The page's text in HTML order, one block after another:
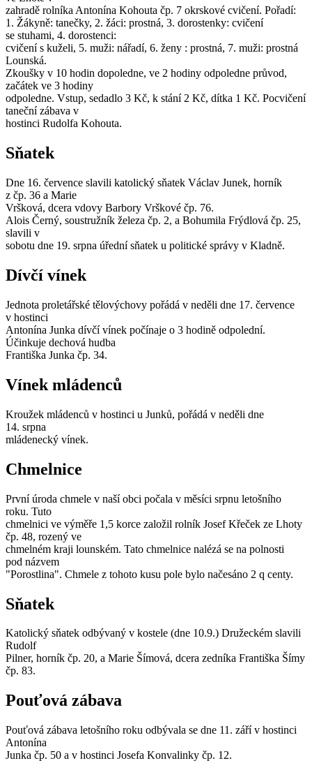
zahradě rolníka Antonína Kohouta čp. 7 okrskové cvičení. Pořadí:
1. Žákyně: tanečky, 2. žáci: prostná, 3. dorostenky: cvičení
se stuhami, 4. dorostenci:
cvičení s kuželi, 5. muži: nářadí, 6. ženy : prostná, 7. muži: prostná
Lounská.
Zkoušky v 10 hodin dopoledne, ve 2 hodiny odpoledne průvod,
začátek ve 3 hodiny
odpoledne. Vstup, sedadlo 3 Kč, k stání 2 Kč, dítka 1 Kč. Pocvičení
taneční zábava v
hostinci Rudolfa Kohouta.
Sňatek
Dne 16. července slavili katolický sňatek Václav Junek, horník
z čp. 36 a Marie
Vršková, dcera vdovy Barbory Vrškové čp. 76.
Alois Černý, soustružník železa čp. 2, a Bohumila Frýdlová čp. 25,
slavili v
sobotu dne 19. srpna úřední sňatek u politické správy v Kladně.
Dívčí vínek
Jednota proletářské tělovýchovy pořádá v neděli dne 17. července
v hostinci
Antonína Junka dívčí vínek počínaje o 3 hodině odpolední.
Účinkuje dechová hudba
Františka Junka čp. 34.
Vínek mládenců
Kroužek mládenců v hostinci u Junků, pořádá v neděli dne
14. srpna
mládenecký vínek.
Chmelnice
První úroda chmele v naší obci počala v měsíci srpnu letošního
roku. Tuto
chmelnici ve výměře 1,5 korce založil rolník Josef Křeček ze Lhoty
čp. 48, rozený ve
chmelném kraji lounském. Tato chmelnice nalézá se na polnosti
pod názvem
"Porostlina". Chmele z tohoto kusu pole bylo načesáno 2 q centy.
Sňatek
Katolický sňatek odbývaný v kostele (dne 10.9.) Družeckém slavili
Rudolf
Pilner, horník čp. 20, a Marie Šímová, dcera zedníka Františka Šímy
čp. 83.
Pouťová zábava
Pouťová zábava letošního roku odbývala se dne 11. září v hostinci
Antonína
Junka čp. 50 a v hostinci Josefa Konvalinky čp. 12.